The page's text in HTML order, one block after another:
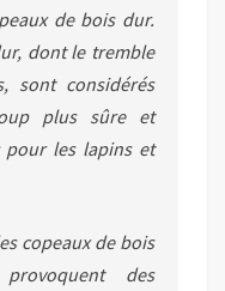
de bois dur.
dont le tremble
sont considérés
plus sûre et
pour les lapins et
copeaux de bois
des